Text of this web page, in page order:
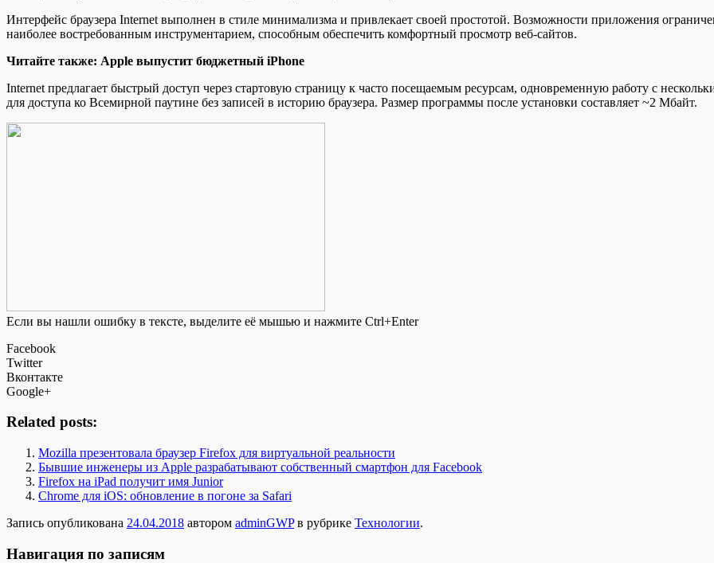
Интерфейс браузера Internet выполнен в стиле минимализма и привлекает своей простотой. Возможности приложения
наиболее востребованным инструментарием, способным обеспечить комфортный просмотр веб-сайтов.
Читайте также: Apple выпустит бюджетный iPhone
Internet предлагает быстрый доступ через стартовую страницу к часто посещаемым ресурсам, одновременную работу с
для доступа ко Всемирной паутине без записей в историю браузера. Размер программы после установки составляет ~2 Мбайт.
Если вы нашли ошибку в тексте, выделите её мышью и нажмите Ctrl+Enter
Facebook
Twitter
Вконтакте
Google+
Related posts:
Mozilla презентовала браузер Firefox для виртуальной реальности
Бывшие инженеры из Apple разрабатывают собственный смартфон для Facebook
Firefox на iPad получит имя Junior
Chrome для iOS: обновление в погоне за Safari
Запись опубликована 24.04.2018 автором adminGWPв рубрике Технологии.
Навигация по записям